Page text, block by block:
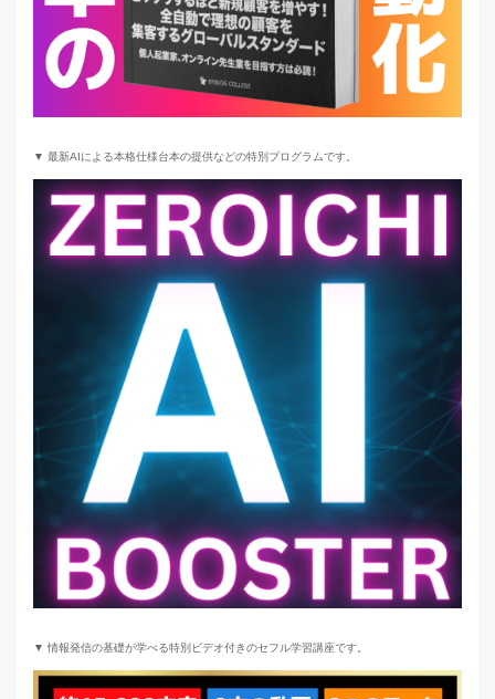
▼ 最新AIによる本格仕様台本の提供などの特別プログラムです。
▼ 情報発信の基礎が学べる特別ビデオ付きのセフル学習講座です。